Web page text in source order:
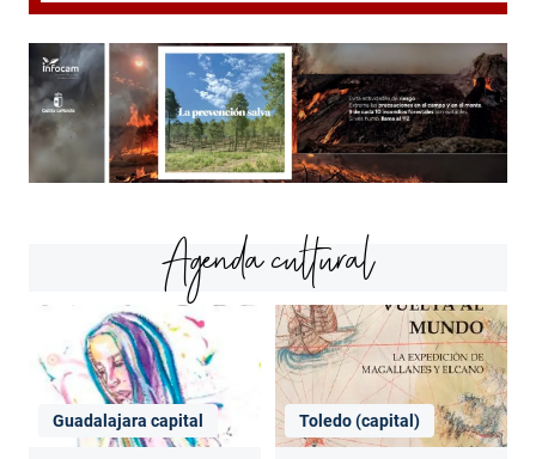
Agenda cultural
Guadalajara capital Toledo (capital)